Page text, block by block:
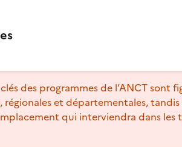
des programmes de l’ANCT
et départementales,
qui interviendra dans